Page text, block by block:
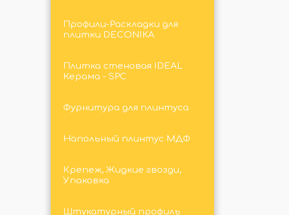
Профили-Раскладки для
плитки DECONIKA
Плитка стеновая IDEAL
Керама - SPC
Фурнитура для плинтуса
Напольный плинтус МДФ
Крепеж, Жидкие гвозди,
Упаковка
Штукатурный профиль